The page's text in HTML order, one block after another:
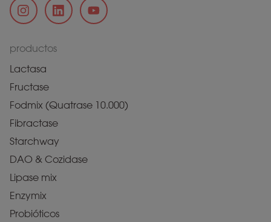
productos
Lactasa
Fructase
Fodmix (Quatrase 10.000)
Fibractase
Starchway
DAO & Cozidase
Lipase mix
Enzymix
Probióticos